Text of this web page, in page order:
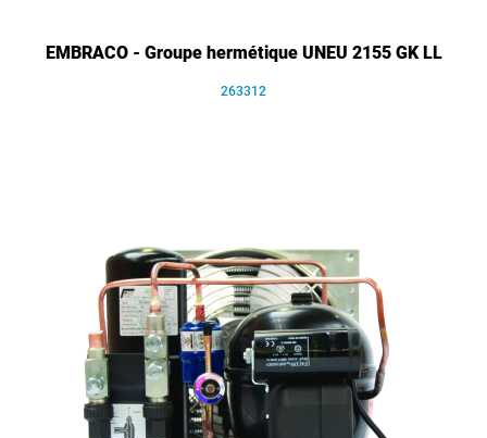
EMBRACO - Groupe hermétique UNEU 2155 GK LL
263312